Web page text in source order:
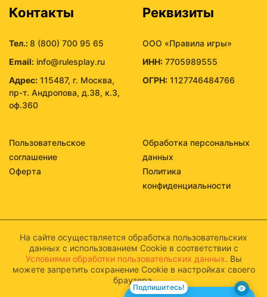
Контакты
Тел.:8 (800) 700 95 65
Email: info@rulesplay.ru
Адрес: 115487, г. Москва,
пр-т. Андропова, д.38, к.3,
оф.360
Реквизиты
ООО «Правила игры»
ИНН: 7705989555
ОГРН: 1127746484766
Пользовательское
соглашение
Обработка персональных
данных
Оферта
Политика
конфиденциальности
На сайте осуществляется обработка пользовательских
данных с использованием Cookie в соответствии с
Условиями обработки пользовательских данных. Вы
можете запретить сохранение Cookie в настройках своего
браузера.
Подпишитесь!